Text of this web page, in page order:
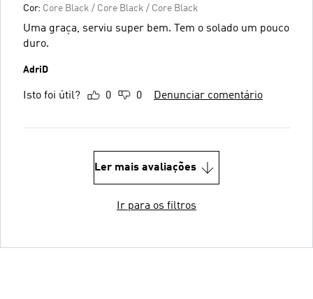
Cor: Core Black / Core Black / Core Black
Uma graça, serviu super bem. Tem o solado um pouco
duro.
AdriD
Isto foi útil? 0 0 Denunciar comentário
Ler mais avaliações
Ir para os filtros